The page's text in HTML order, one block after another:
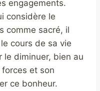
engagements.
considère le
comme sacré, il
cours de sa vie
le diminuer, bien au
et son
ce bonheur.